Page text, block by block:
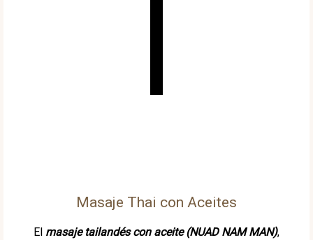
Masaje Thai con Aceites
El masaje tailandés con aceite (NUAD NAM MAN),